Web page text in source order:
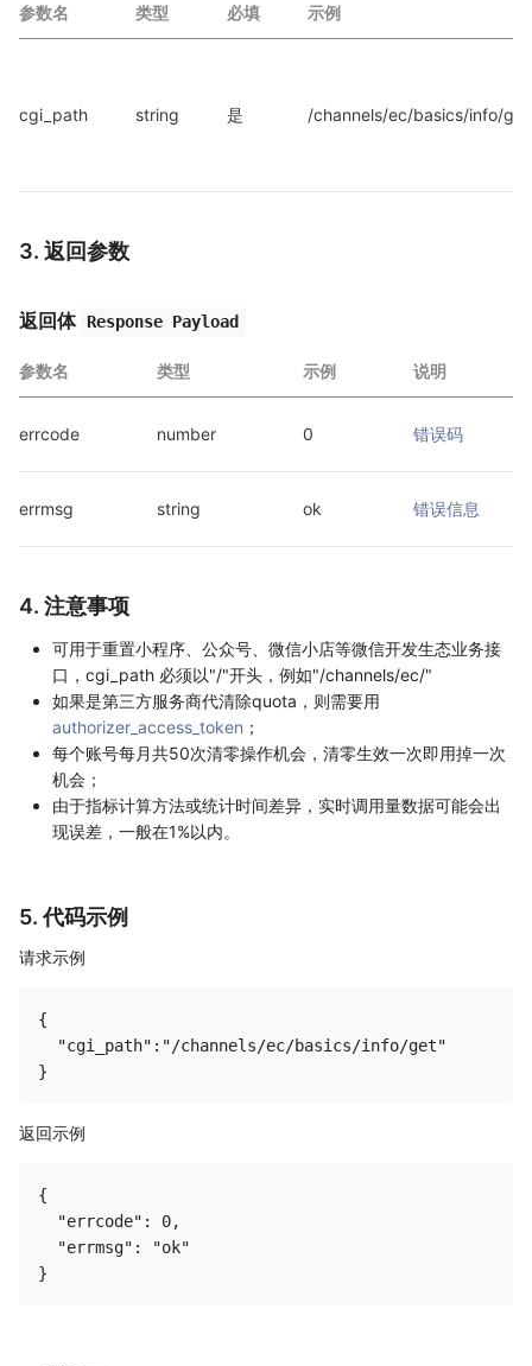
参数名 类型 必填 示例
cgi_path string 是 /channels/ec/basics/info/get
3. 返回参数
返回体 Response Payload
参数名 类型 示例 说明
errcode number 0 错误码
errmsg string ok 错误信息
4. 注意事项
可用于重置小程序、公众号、微信小店等微信开发生态业务接
口，cgi_path 必须以"/"开头，例如"/channels/ec/"
如果是第三方服务商代清除quota，则需要用
authorizer_access_token ；
每个账号每月共50次清零操作机会，清零生效一次即用掉一次
机会；
由于指标计算方法或统计时间差异，实时调用量数据可能会出
现误差，一般在1%以内。
5. 代码示例
请求示例
{
  "cgi_path":"/channels/ec/basics/info/get"
返回示例
{
  "errcode": 0,
  "errmsg": "ok"